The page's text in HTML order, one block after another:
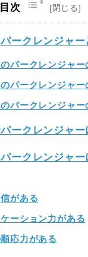
目次
ークレンジャー
パークレンジャー
パークレンジャー
パークレンジャー
ークレンジャ
ークレンジャー
がある
ーション力がある
応力がある